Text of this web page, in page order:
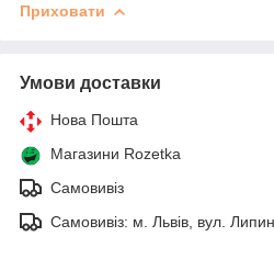
Приховати
Умови доставки
Нова Пошта
Магазини Rozetka
Самовивіз
Самовивіз: м. Львів, вул.